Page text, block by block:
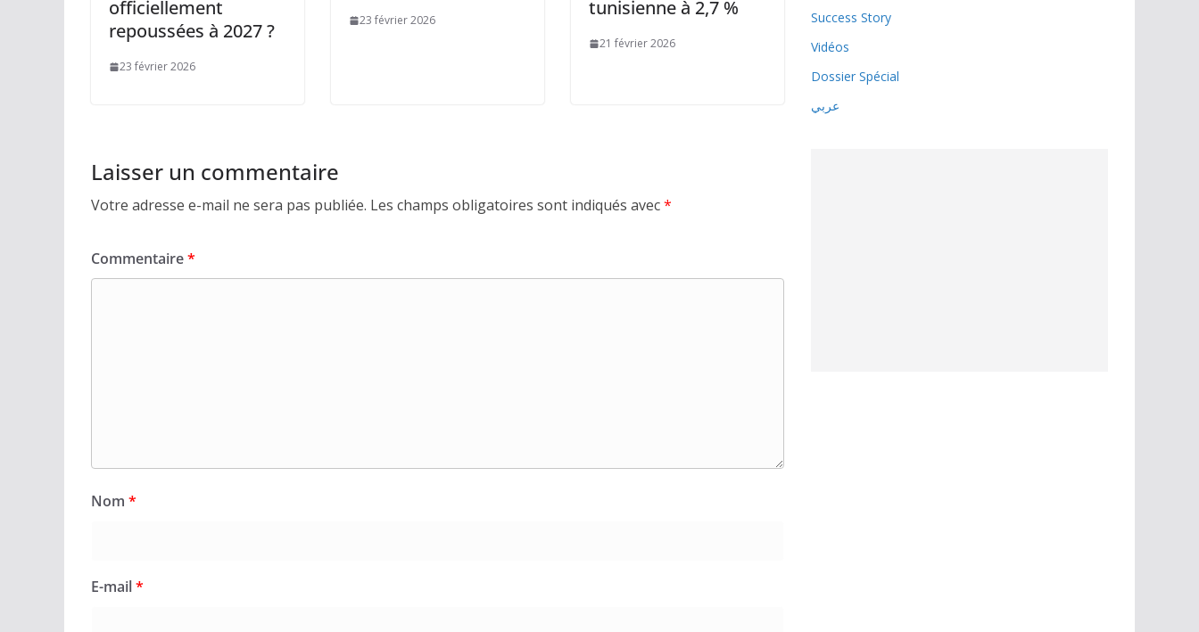
officiellement
repoussées à 2027 ?
23 février 2026
23 février 2026
tunisienne à 2,7 %
21 février 2026
Laisser un commentaire
Votre adresse e-mail ne sera pas publiée. Les champs obligatoires sont indiqués avec*
Commentaire*
Nom *
E-mail*
Success Story
Vidéos
Dossier Spécial
عربي